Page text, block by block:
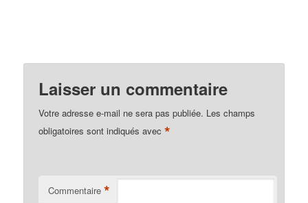
Laisser un commentaire
Votre adresse e-mail ne sera pas publiée. Les champs
obligatoires sont indiqués avec*
Commentaire *